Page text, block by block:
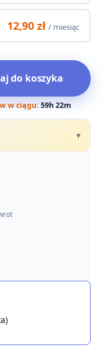
Pierwotna
cena
12,90 złAktualna
cena
12,90 zł.
/ miesiąc
do koszyka
w ciągu: 59h 22m
▾